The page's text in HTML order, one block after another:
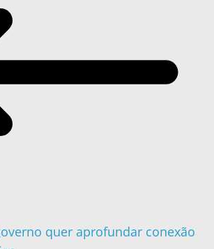
quer aprofundar conexão